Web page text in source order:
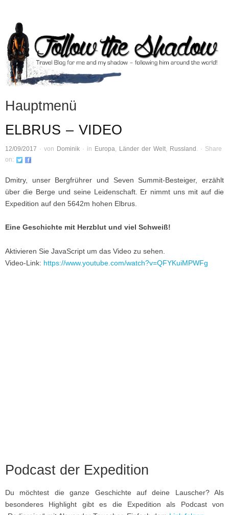
FOLLOW THE
SHADOW
Travel Blog for me and my shadow – following him around the world!
Hauptmenü
Zum Inhalt springen
ELBRUS – VIDEO
12/09/2017 · von Dominik · in Europa Länder der Welt Russland · Share
on:
Dmitry, unser Bergfrührer und Seven Summit-Besteiger, erzählt
über die Berge und seine Leidenschaft. Er nimmt uns mit auf die
Expedition auf den 5642m hohen Elbrus.
Eine Geschichte mit Herzblut und viel Schweiß!
Aktivieren Sie JavaScript um das Video zu sehen.
Video-Link: https://www.youtube.com/watch?v=QFYKuiMPWFg
Podcast der Expedition
Du möchtest die ganze Geschichte auf deine Lauscher? Als
besonderes Highlight gibt es die Expedition als Podcast von